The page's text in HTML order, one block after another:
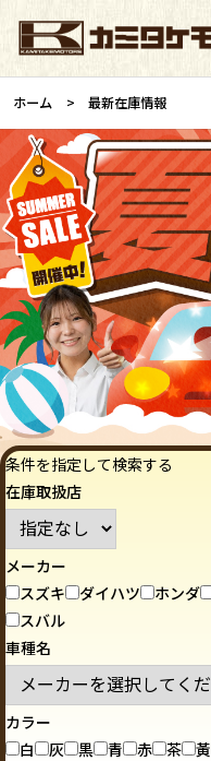
ホーム 最新在庫情報
条件を指定して検索する
在庫取扱店
メーカー
スズキ
ダイハツ ホンダ
スバル
車種名
カラー
白
灰 黒 青 赤 茶 黃